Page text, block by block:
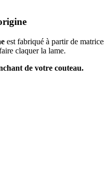
est fabriqué à partir de
claquer la lame.
de votre couteau.